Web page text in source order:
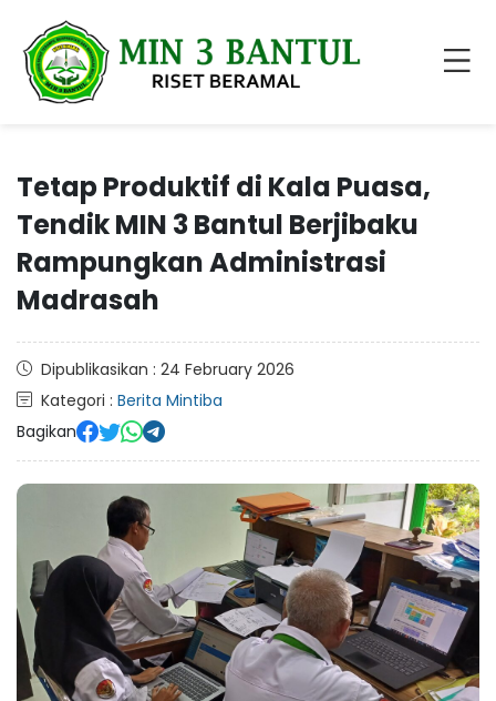
Tetap Produktif di Kala Puasa,
Tendik MIN 3 Bantul Berjibaku
Rampungkan Administrasi
Madrasah
Dipublikasikan : 24 February 2026
Kategori : Berita Mintiba
Bagikan